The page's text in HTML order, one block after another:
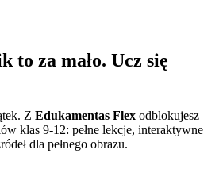
to za mało. Ucz się
Z Edukamentas Flex odblokujesz
klas 9-12: pełne lekcje, interaktywne
dla pełnego obrazu.